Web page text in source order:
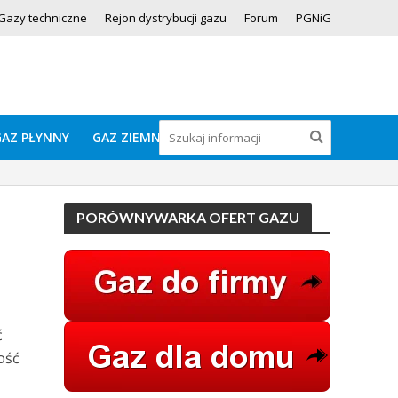
techniczne Rejon dystrybucji gazu Forum PGNiG
PŁYNNY GAZ ZIEMNY
PORÓWNYWARKA OFERT GAZU